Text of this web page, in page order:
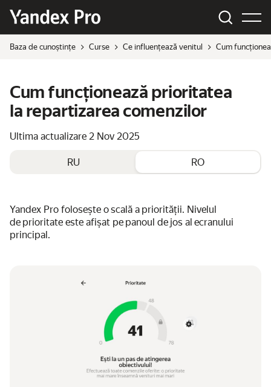
Baza de cunoștințe Curse Ce influențează venitul Cum
Cum funcționează prioritatea
la repartizarea comenzilor
Ultima actualizare 2 Nov 2025
RU RO
Yandex Pro folosește o scală a priorității. Nivelul
de prioritate este afișat pe panoul de jos al ecranului
principal.